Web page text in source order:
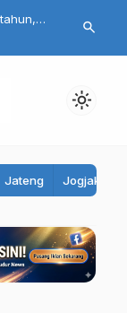
Fantastis!
Juta, Bupati
search
light_mode
Jateng Jogjakarta